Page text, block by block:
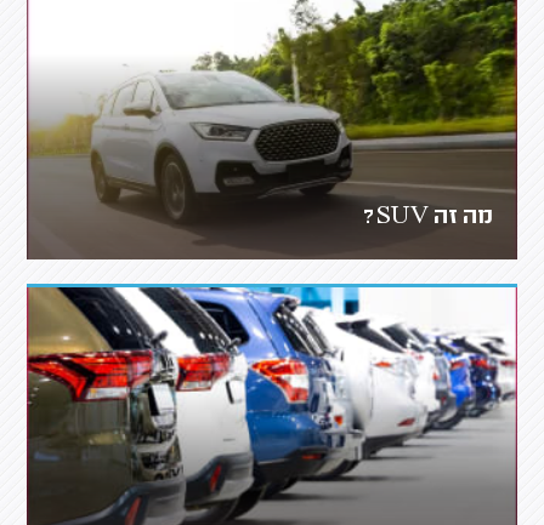
מה זה SUV?